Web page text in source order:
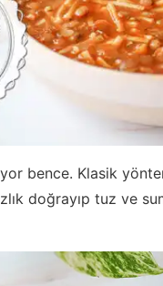
bence. Klasik
doğrayıp tuz ve